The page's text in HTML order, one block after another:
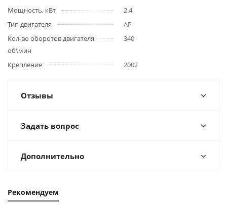
Мощность, кВт
2.4
Тип двигателя
АР
Кол-во оборотов двигателя,
об\мин
340
Крепление 2002
Отзывы
Задать вопрос
Дополнительно
Рекомендуем